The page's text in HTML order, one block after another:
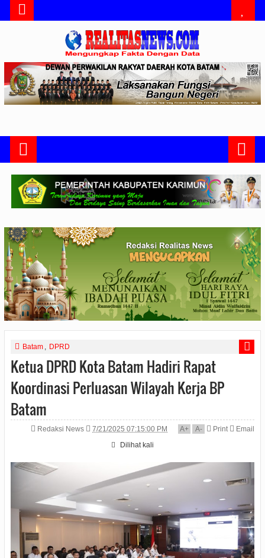
Batam DPRD
Ketua DPRD Kota Batam Hadiri Rapat
Koordinasi Perluasan Wilayah Kerja BP
Batam
Redaksi News 7/21/2025 07:15:00 PM A+ A- Print
Email
Dilihat kali